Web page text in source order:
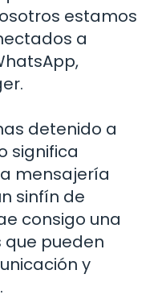
estamos
a
detenido a
significa
mensajería
sinfín de
consigo una
pueden
y